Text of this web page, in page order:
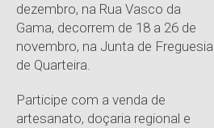
dezembro, na Rua Vasco da
Gama, decorrem de 18 a 26 de
novembro, na Junta de Freguesia
de Quarteira.
Participe com a venda de
artesanato, doçaria regional e